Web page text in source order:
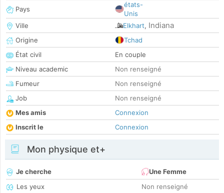
Pays
états-
Unis
Ville
Elkhart, Indiana
Origine
Tchad
État civil
En couple
Niveau academic
Non renseigné
Fumeur
Non renseigné
Job
Non renseigné
Mes amis
Connexion
Inscrit le
Connexion
Mon physique et+
Je cherche
Une Femme
Les yeux
Non renseigné